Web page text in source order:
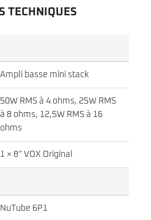
TECHNIQUES
Ampli basse mini stack
50W RMS à 4 ohms, 25W RMS
à 8 ohms, 12,5W RMS à 16
ohms
1 × 8″ VOX Original
NuTube 6P1